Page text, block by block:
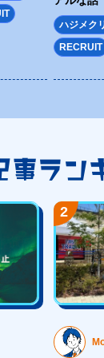
ハジメク
RECRUIT
事ラン
2
でビジネスをか
div>
大切なお知ら
fw6">